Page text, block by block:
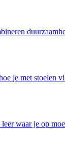
je met stoelen
waar je op